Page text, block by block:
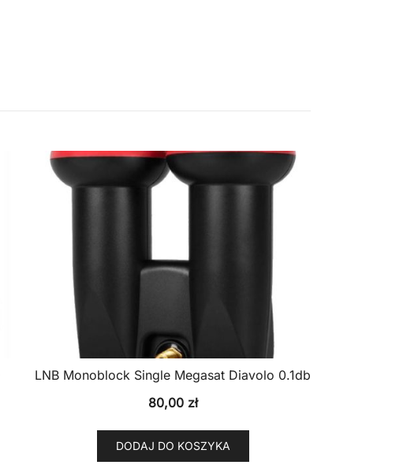
LNB Monoblock Single Megasat Diavolo 0.1db
80,00 zł
DODAJ DO KOSZYKA